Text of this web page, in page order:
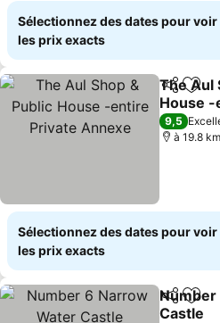
Sélectionnez des dates pour voir
les prix exacts
Partager
The Aul
House -
Annexe
9,5
à 19.8
Sélectionnez des dates pour voir
les prix exacts
Partager
Castle